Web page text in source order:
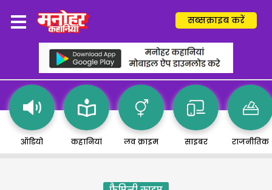
सब्सक्राइब करें
ऑडियो कहानियां लव क्राइम साइबर राजनीतिक